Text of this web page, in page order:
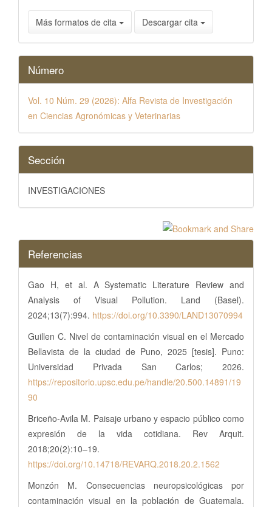
Más formatos de cita Descargar cita
Número
Vol. 10 Núm. 29 (2026): Alfa Revista de Investigación
en Ciencias Agronómicas y Veterinarias
Sección
INVESTIGACIONES
Referencias
Gao H, et al. A Systematic Literature Review and
Analysis of Visual Pollution. Land (Basel).
2024;13(7):994. https://doi.org/10.3390/LAND13070994
Guillen C. Nivel de contaminación visual en el Mercado
Bellavista de la ciudad de Puno, 2025 [tesis]. Puno:
Universidad Privada San Carlos; 2026.
https://repositorio.upsc.edu.pe/handle/20.500.14891/19
90
Briceño-Avila M. Paisaje urbano y espacio público como
expresión de la vida cotidiana. Rev Arquit.
2018;20(2):10–19.
https://doi.org/10.14718/REVARQ.2018.20.2.1562
Monzón M. Consecuencias neuropsicológicas por
contaminación visual en la población de Guatemala.